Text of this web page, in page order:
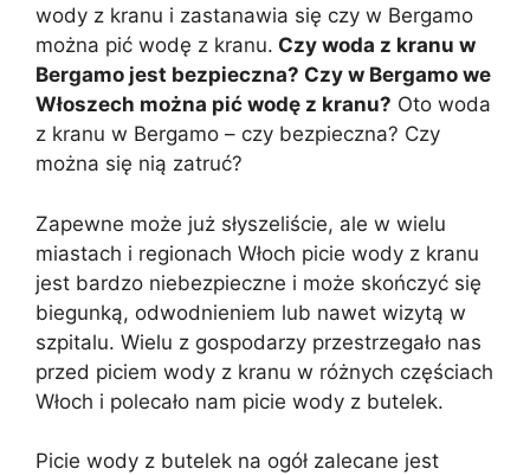
wody z kranu i zastanawia się czy w Bergamo
można pić wodę z kranu. Czy woda z kranu w
Bergamo jest bezpieczna? Czy w Bergamo we
Włoszech można pić wodę z kranu? Oto woda
z kranu w Bergamo – czy bezpieczna? Czy
można się nią zatruć?
Zapewne może już słyszeliście, ale w wielu
miastach i regionach Włoch picie wody z kranu
jest bardzo niebezpieczne i może skończyć się
biegunką, odwodnieniem lub nawet wizytą w
szpitalu. Wielu z gospodarzy przestrzegało nas
przed piciem wody z kranu w różnych częściach
Włoch i polecało nam picie wody z butelek.
Picie wody z butelek na ogół zalecane jest